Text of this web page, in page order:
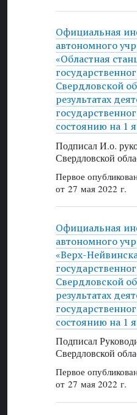
Официальная
автономного
«Областная
Свердловской
результатах
состоянию на 1
Подписал И.о.
Свердловской
Первое
от 27 мая 2022 г.
Официальная
автономного
«Верх-
Свердловской
результатах
состоянию на 1
Подписал
Свердловской
Первое
от 27 мая 2022 г.